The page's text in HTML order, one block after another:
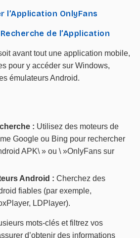
l’Application OnlyFans
de l’Application
avant tout une application mobile,
pour y accéder sur Windows,
émulateurs Android.
: Utilisez des moteurs de
Google ou Bing pour rechercher
APK\ » ou \ »OnlyFans sur
Android : Cherchez des
fiables (par exemple,
LDPlayer).
mots-clés et filtrez vos
d’obtenir des informations